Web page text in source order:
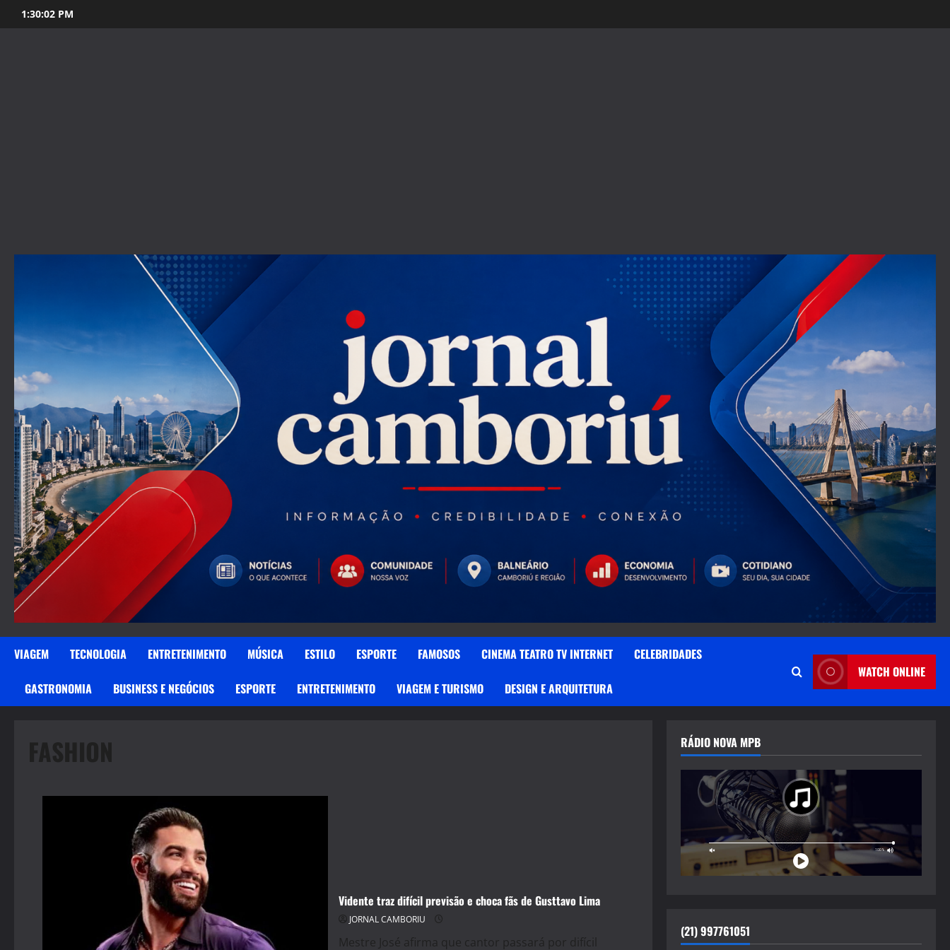
to
1:30:03 PM
VIAGEM TECNOLOGIA ENTRETENIMENTO MÚSICA ESTILO ESPORTE FAMOSOS CINEMA TEATRO TV INTERNET CELEBRIDADES
GASTRONOMIA BUSINESS E NEGÓCIOS ESPORTE ENTRETENIMENTO VIAGEM E TURISMO DESIGN E ARQUITETURA
WATCH ONLINE
FASHION
Vidente traz difícil previsão e choca fãs de Gusttavo Lima
JORNAL CAMBORIU
Mestre José afirma que cantor passará por difícil
RÁDIO NOVA MPB
(21) 997761051